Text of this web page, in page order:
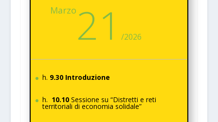
Marzo 21 /2026
h. 9.30 Introduzione
h. 10.10Sessione su “Distretti e reti
territoriali di economia solidale”